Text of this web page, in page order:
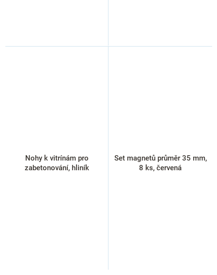
Nohy k vitrínám pro
zabetonování, hliník
Set magnetů průměr 35 mm,
8 ks, červená